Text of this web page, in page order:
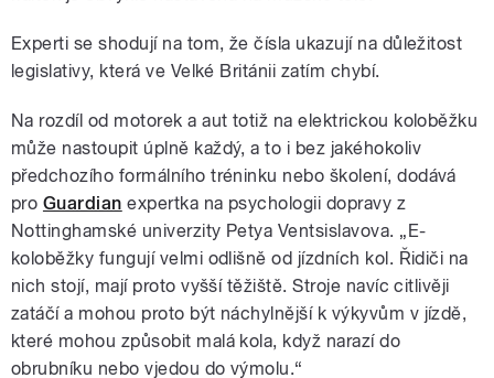
Experti se shodují na tom, že čísla ukazují na důležitost
legislativy, která ve Velké Británii zatím chybí.
Na rozdíl od motorek a aut totiž na elektrickou koloběžku
může nastoupit úplně každý, a to i bez jakéhokoliv
předchozího formálního tréninku nebo školení, dodává
pro Guardian expertka na psychologii dopravy z
Nottinghamské univerzity Petya Ventsislavova. „E-
koloběžky fungují velmi odlišně od jízdních kol. Řidiči na
nich stojí, mají proto vyšší těžiště. Stroje navíc citlivěji
zatáčí a mohou proto být náchylnější k výkyvům v jízdě,
které mohou způsobit malá kola, když narazí do
obrubníku nebo vjedou do výmolu.“